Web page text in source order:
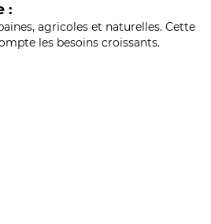
:
agricoles et naturelles. Cette
les besoins croissants.